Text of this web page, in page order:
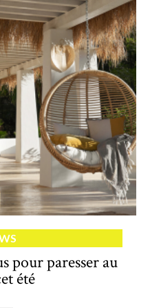
pour paresser au
été